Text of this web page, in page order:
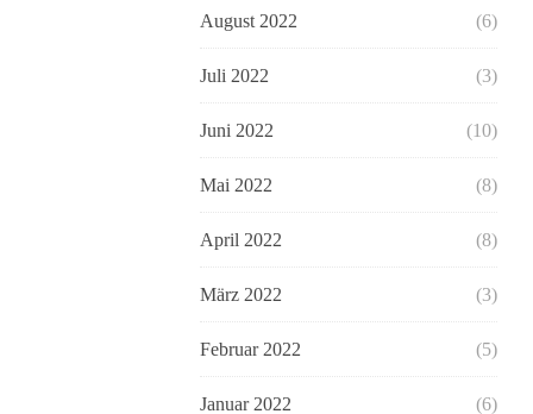
August 2022 (6)
Juli 2022 (3)
Juni 2022 (10)
Mai 2022 (8)
April 2022 (8)
März 2022 (3)
Februar 2022 (5)
Januar 2022 (6)